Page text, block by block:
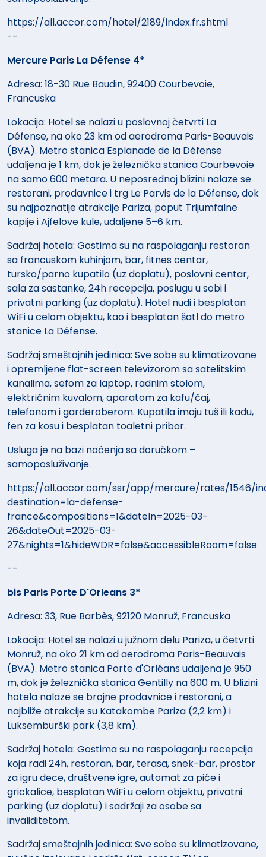
https://all.accor.com/hotel/2189/index.fr.shtml
--
Mercure Paris La Défense 4*
Adresa: 18-30 Rue Baudin, 92400 Courbevoie,
Francuska
Lokacija: Hotel se nalazi u poslovnoj četvrti La
Défense, na oko 23 km od aerodroma Paris-Beauvais
(BVA). Metro stanica Esplanade de la Défense
udaljena je 1 km, dok je železnička stanica Courbevoie
na samo 600 metara. U neposrednoj blizini nalaze se
restorani, prodavnice i trg Le Parvis de la Défense, dok
su najpoznatije atrakcije Pariza, poput Trijumfalne
kapije i Ajfelove kule, udaljene 5–6 km.
Sadržaj hotela: Gostima su na raspolaganju restoran
sa francuskom kuhinjom, bar, fitnes centar,
tursko/parno kupatilo (uz doplatu), poslovni centar,
sala za sastanke, 24h recepcija, poslugu u sobi i
privatni parking (uz doplatu). Hotel nudi i besplatan
WiFi u celom objektu, kao i besplatan šatl do metro
stanice La Défense.
Sadržaj smeštajnih jedinica: Sve sobe su klimatizovane
i opremljene flat-screen televizorom sa satelitskim
kanalima, sefom za laptop, radnim stolom,
električnim kuvalom, aparatom za kafu/čaj,
telefonom i garderoberom. Kupatila imaju tuš ili kadu,
fen za kosu i besplatan toaletni pribor.
Usluga je na bazi noćenja sa doručkom –
samoposluživanje.
https://all.accor.com/ssr/app/mercure/rates/1546/
destination=la-defense-
france&compositions=1&dateIn=2025-03-
26&dateOut=2025-03-
27&nights=1&hideWDR=false&accessibleRoom=false
--
bis Paris Porte D'Orleans 3*
Adresa: 33, Rue Barbès, 92120 Monruž, Francuska
Lokacija: Hotel se nalazi u južnom delu Pariza, u četvrti
Monruž, na oko 21 km od aerodroma Paris-Beauvais
(BVA). Metro stanica Porte d'Orléans udaljena je 950
m, dok je železnička stanica Gentilly na 600 m. U blizini
hotela nalaze se brojne prodavnice i restorani, a
najbliže atrakcije su Katakombe Pariza (2,2 km) i
Luksemburški park (3,8 km).
Sadržaj hotela: Gostima su na raspolaganju recepcija
koja radi 24h, restoran, bar, terasa, snek-bar, prostor
za igru dece, društvene igre, automat za piće i
grickalice, besplatan WiFi u celom objektu, privatni
parking (uz doplatu) i sadržaji za osobe sa
invaliditetom.
Sadržaj smeštajnih jedinica: Sve sobe su klimatizovane,